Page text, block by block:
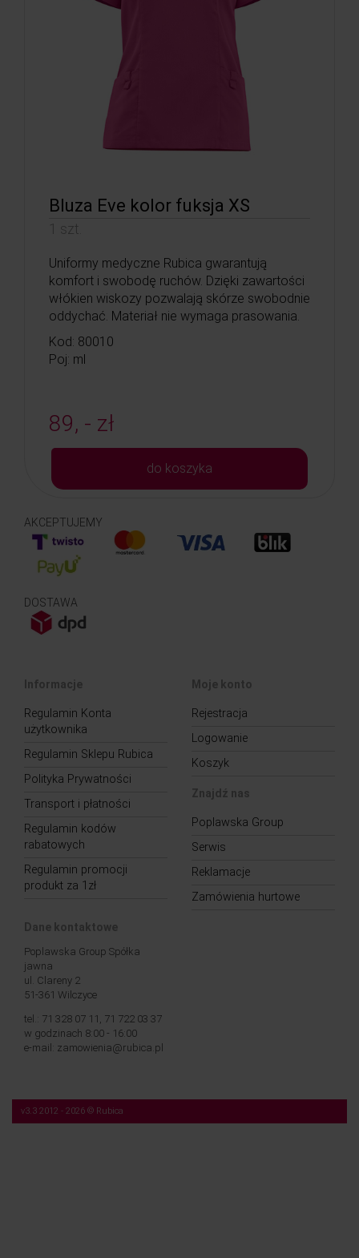
Bluza Eve kolor fuksja XS
1 szt.
Uniformy medyczne Rubica gwarantują
komfort i swobodę ruchów. Dzięki zawartości
włókien wiskozy pozwalają skórze swobodnie
oddychać. Materiał nie wymaga prasowania.
Kod: 80010
Poj: ml
89, - zł
do koszyka
AKCEPTUJEMY
DOSTAWA
Informacje
Regulamin Konta
użytkownika
Regulamin Sklepu Rubica
Polityka Prywatności
Transport i płatności
Regulamin kodów
rabatowych
Regulamin promocji
produkt za 1zł
Moje konto
Rejestracja
Logowanie
Koszyk
Znajdź nas
Poplawska Group
Serwis
Reklamacje
Zamówienia hurtowe
Dane kontaktowe
Poplawska Group Spółka
jawna
ul. Clareny 2
51-361 Wilczyce
tel.: 71 328 07 11, 71 722 03 37
w godzinach 8:00 - 16:00
e-mail: zamowienia@rubica.pl
v3.3 2012 - 2026 © Rubica